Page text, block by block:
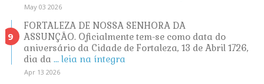
May 03 2026
FORTALEZA DE NOSSA SENHORA DA
ASSUNÇÃO. Oficialmente tem-se como data do
aniversário da Cidade de Fortaleza, 13 de Abril 1726,
dia da ... leia na íntegra
Apr 13 2026